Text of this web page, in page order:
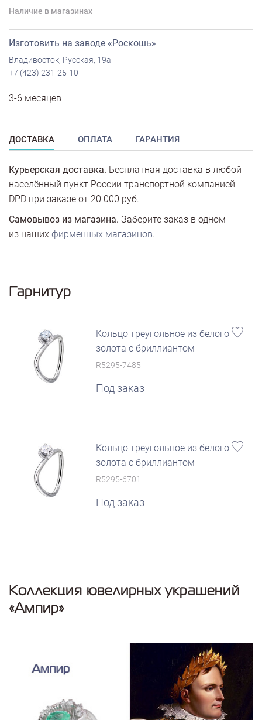
Наличие в магазинах
Изготовить на заводе «Роскошь»
Владивосток, Русская, 19а
+7 (423) 231-25-10
3-6 месяцев
ДОСТАВКА ОПЛАТА ГАРАНТИЯ
Курьерская доставка. Бесплатная доставка в любой
населённый пункт России транспортной компанией
DPD при заказе от 20 000 руб.
Самовывоз из магазина. Заберите заказ в одном
из наших фирменных магазинов.
Гарнитур
Кольцо треугольное из белого
золота с бриллиантом
R5295-7485
Под заказ
Кольцо треугольное из белого
золота с бриллиантом
R5295-6701
Под заказ
Коллекция ювелирных украшений
«Ампир»